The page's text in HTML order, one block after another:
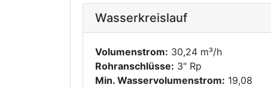
Wasserkreislauf
Volumenstrom: 30,24 m³/h
Rohranschlüsse: 3" Rp
Min. Wasservolumenstrom: 19,08